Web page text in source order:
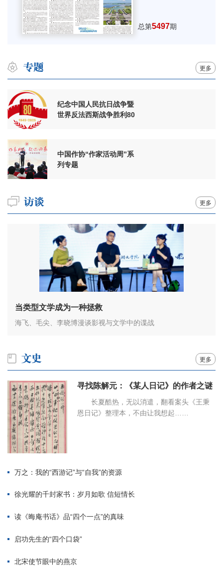
总第5497期
更多
纪念中国人民抗日战争暨
世界反法西斯战争胜利80
中国作协“作家活动周”系
列专题
更多
当类型文学成为一种拯救
海飞、毛尖、李晓博漫谈影视与文学中的谍战
更多
寻找陈解元：《某人日记》的作者之谜
长夏酷热，无以消遣，翻看案头《王秉
恩日记》整理本，不由让我想起……
万之：我的“西游记”与“自我”的资源
徐光耀的千封家书：岁月如歌 信短情长
读《晦庵书话》品“四个一点”的真味
启功先生的“四个口袋”
北宋使节眼中的燕京